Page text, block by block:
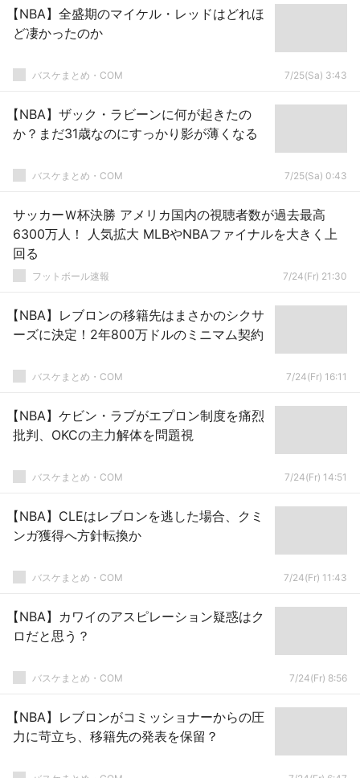
【NBA】全盛期のマイケル・レッドはどれほ
ど凄かったのか
バスケまとめ・COM 7/25(Sa) 3:43
【NBA】ザック・ラビーンに何が起きたの
か？まだ31歳なのにすっかり影が薄くなる
バスケまとめ・COM 7/25(Sa) 0:43
サッカーＷ杯決勝 アメリカ国内の視聴者数が過去最高
6300万人！ 人気拡大 MLBやNBAファイナルを大きく上
回る
フットボール速報 7/24(Fr) 21:30
【NBA】レブロンの移籍先はまさかのシクサ
ーズに決定！2年800万ドルのミニマム契約
バスケまとめ・COM 7/24(Fr) 16:11
【NBA】ケビン・ラブがエプロン制度を痛烈
批判、OKCの主力解体を問題視
バスケまとめ・COM 7/24(Fr) 14:51
【NBA】CLEはレブロンを逃した場合、クミ
ンガ獲得へ方針転換か
バスケまとめ・COM 7/24(Fr) 11:43
【NBA】カワイのアスピレーション疑惑はク
ロだと思う？
バスケまとめ・COM 7/24(Fr) 8:56
【NBA】レブロンがコミッショナーからの圧
力に苛立ち、移籍先の発表を保留？